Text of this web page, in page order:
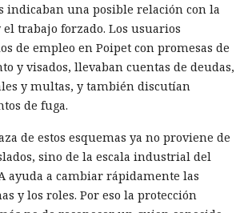
vez a una dirección IP sin una
Tales conexiones representaron
todos los intentos de comunicación.
el programa primero consulta
dirección IP del dominio deseado. Los
malicioso conocido. Sin embargo,
almacenan la dirección del servidor
por lo que los filtros DNS no ven
de la conexión.
indicaban una posible relación con la
trabajo forzado. Los usuarios
de empleo en Poipet con promesas de
y visados, llevaban cuentas de deudas,
y multas, y también discutían
de fuga.
de estos esquemas ya no proviene de
sino de la escala industrial del
ayuda a cambiar rápidamente las
y los roles. Por eso la protección